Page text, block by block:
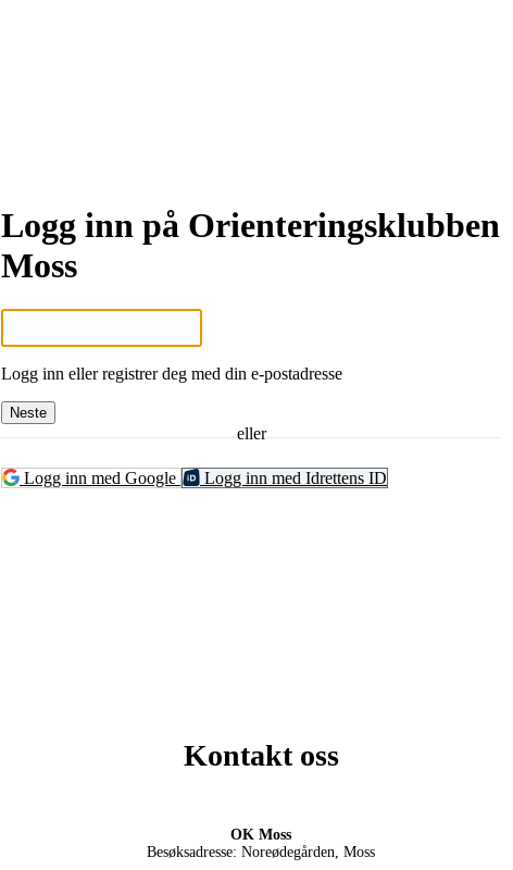
Logg inn på Orienteringsklubben
Moss
Logg inn eller registrer deg med din e-postadresse
Neste
eller
Logg inn med Google Logg inn med Idrettens ID
Kontakt oss
OK Moss
Besøksadresse: Noreødegården, Moss